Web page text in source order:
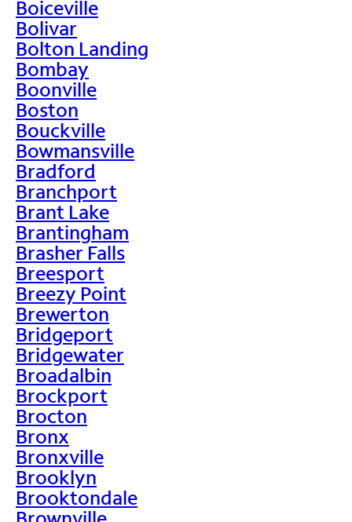
Boiceville
Bolivar
Bolton Landing
Bombay
Boonville
Boston
Bouckville
Bowmansville
Bradford
Branchport
Brant Lake
Brantingham
Brasher Falls
Breesport
Breezy Point
Brewerton
Bridgeport
Bridgewater
Broadalbin
Brockport
Brocton
Bronx
Bronxville
Brooklyn
Brooktondale